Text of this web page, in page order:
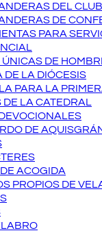
DEL CLUB
DE
PARA
ÚNICAS DE
DE LA DIÓCESIS
PARA LA
DE LA CATEDRAL
DE
ACOGIDA
PROPIOS DE